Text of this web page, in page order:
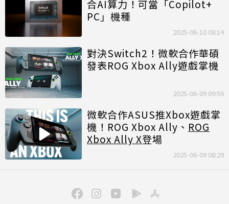
合AI算力！可當「Copilot+
PC」機種
2025-06-10 08:14
對決Switch2！微軟合作華碩
發表ROG Xbox Ally遊戲掌機
2025-06-09 09:56
微軟合作ASUS推Xbox遊戲掌
機！ROG Xbox Ally、 ROG
Xbox Ally X登場
2025-06-09 08:29